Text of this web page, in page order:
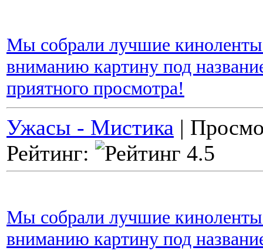
Мы собрали лучшие киноленты
вниманию картину под
приятного просмотра!
Ужасы - Мистика |
Рейтинг:
Мы собрали лучшие киноленты
вниманию картину под